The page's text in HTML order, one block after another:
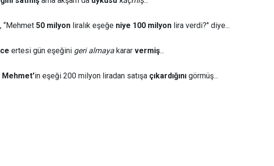
“Mehmet 50 milyon liralık eşeğe niye 100 milyon lira verdi?" diye...
ertesi gün eşeğini geri almaya karar vermiş...
Mehmet'in eşeği 200 milyon liradan satışa çıkardığını görmüş...